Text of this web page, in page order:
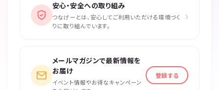
安心・安全への取り組み
つなげーとは、安心してご利用いただける環境づく
りに取り組んでいます。
›
メールマガジンで最新情報を
お届け
イベント情報やお得なキャンペーン
登録する